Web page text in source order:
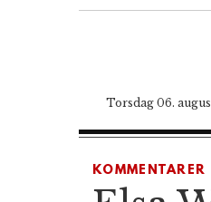
Torsdag 06.
KOMMENTARER